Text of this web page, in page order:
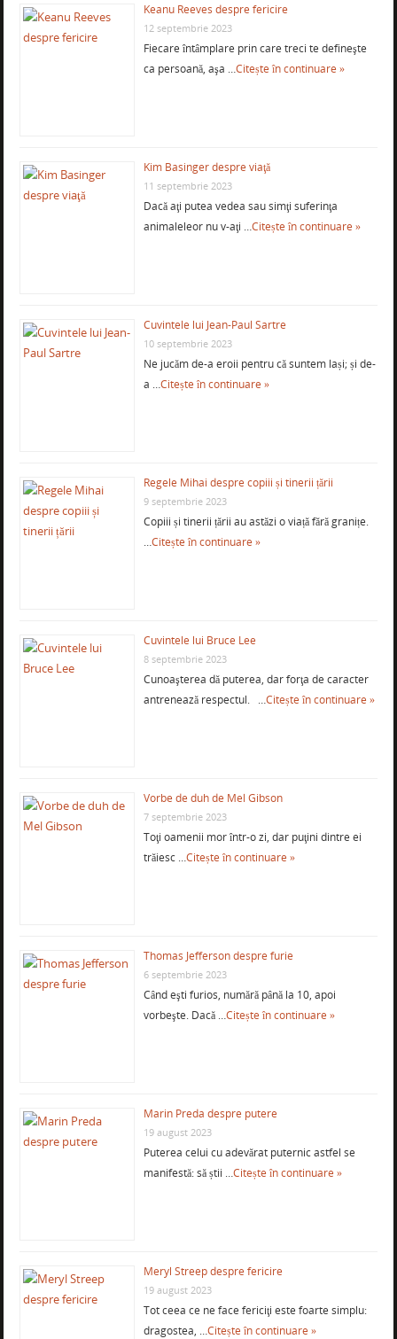
Keanu Reeves despre fericire
12 septembrie 2023
Fiecare întâmplare prin care treci te defineşte
ca persoană, aşa …Citește în continuare »
Kim Basinger despre viaţă
11 septembrie 2023
Dacă aţi putea vedea sau simţi suferinţa
animaleleor nu v-aţi …Citește în continuare »
Cuvintele lui Jean-Paul Sartre
10 septembrie 2023
Ne jucăm de-a eroii pentru că suntem lași; și de-
a …Citește în continuare »
Regele Mihai despre copiii și tinerii țării
9 septembrie 2023
Copiii și tinerii țării au astăzi o viață fără granițe.
…Citește în continuare »
Cuvintele lui Bruce Lee
8 septembrie 2023
Cunoaşterea dă puterea, dar forţa de caracter
antrenează respectul. …Citește în continuare »
Vorbe de duh de Mel Gibson
7 septembrie 2023
Toţi oamenii mor într-o zi, dar puţini dintre ei
trăiesc …Citește în continuare »
Thomas Jefferson despre furie
6 septembrie 2023
Când eşti furios, numără până la 10, apoi
vorbeşte. Dacă …Citește în continuare »
Marin Preda despre putere
19 august 2023
Puterea celui cu adevărat puternic astfel se
manifestă: să știi …Citește în continuare »
Meryl Streep despre fericire
19 august 2023
Tot ceea ce ne face fericiţi este foarte simplu:
dragostea, …Citește în continuare »